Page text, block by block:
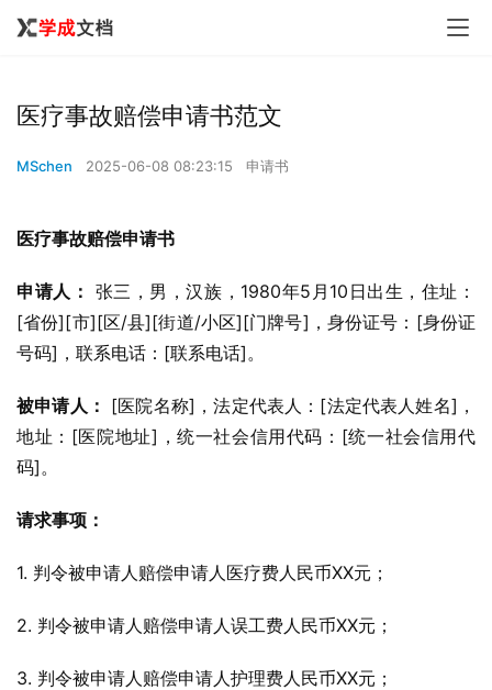
医疗事故赔偿申请书范文
MSchen 2025-06-08 08:23:15 申请书
医疗事故赔偿申请书
申请人： 张三，男，汉族，1980年5月10日出生，住址：
[省份][市][区/县][街道/小区][门牌号]，身份证号：[身份证
号码]，联系电话：[联系电话]。
被申请人： [医院名称]，法定代表人：[法定代表人姓名]，
地址：[医院地址]，统一社会信用代码：[统一社会信用代
码]。
请求事项：
1. 判令被申请人赔偿申请人医疗费人民币XX元；
2. 判令被申请人赔偿申请人误工费人民币XX元；
3. 判令被申请人赔偿申请人护理费人民币XX元；